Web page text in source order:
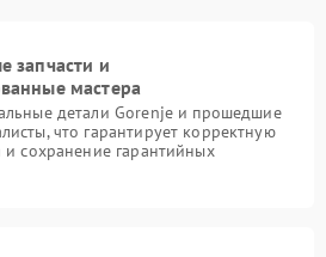
запчасти и
мастера
детали Gorenje и прошедшие
что гарантирует корректную
и сохранение гарантийных